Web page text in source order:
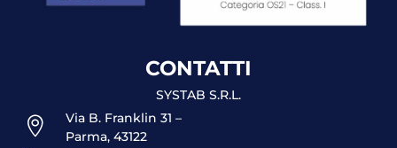
CONTATTI
SYSTAB S.R.L.

Via B. Franklin 31 –
Parma, 43122